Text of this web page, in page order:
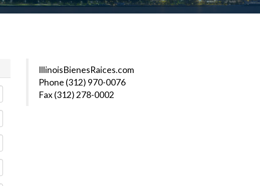
IllinoisBienesRaices.com
Phone (312) 970-0076
Fax (312) 278-0002